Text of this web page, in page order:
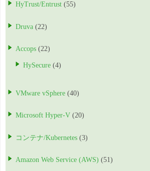
HyTrust/Entrust (55)
Druva (22)
Accops (22)
HySecure (4)
VMware vSphere (40)
Microsoft Hyper-V (20)
コンテナ/Kubernetes (3)
Amazon Web Service (AWS) (51)